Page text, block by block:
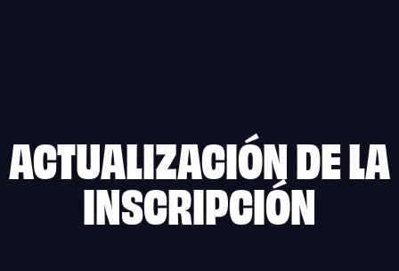
ACTUALIZACIÓN DE LA
INSCRIPCIÓN